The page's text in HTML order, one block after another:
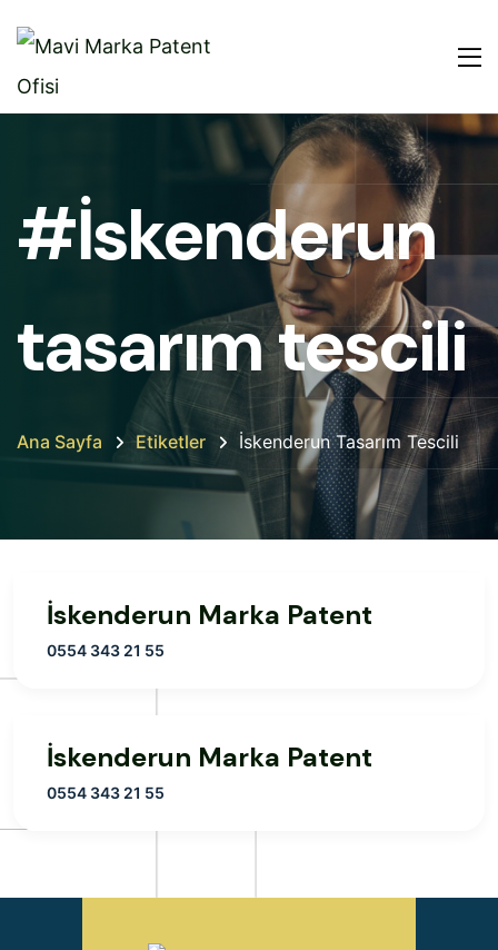
#İskenderun
tasarım tescili
Ana Sayfa Etiketler İskenderun Tasarım Tescili
İskenderun Marka Patent
0554 343 21 55
İskenderun Marka Patent
0554 343 21 55